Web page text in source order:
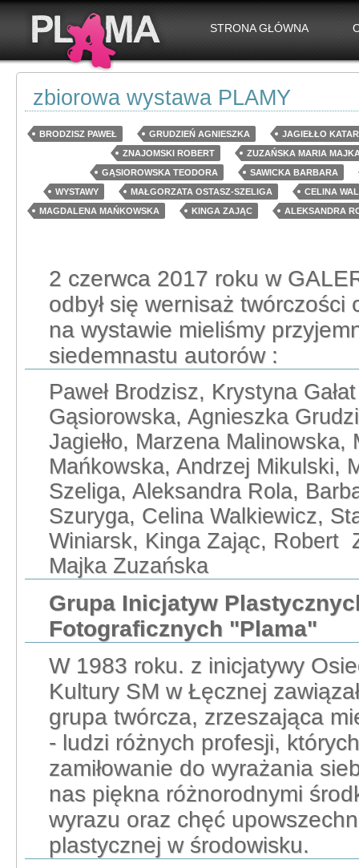
STRONA GŁÓWNA
zbiorowa wystawa PLAMY
BRODZISZ PAWEŁ GRUDZIEŃ AGNIESZKA
JAGIEŁŁO
ZNAJOMSKI ROBERT
ZUZAŃSKA MARIA
GĄSIOROWSKA TEODORA
SAWICKA BARBARA
WYSTAWY
MAŁGORZATA OSTASZ-SZELIGA
CELINA
MAGDALENA MAŃKOWSKA
KINGA ZAJĄC ALEKSANDRA
2 czerwca 2017 roku w
odbył się wernisaż twórczości
na wystawie mieliśmy
siedemnastu autorów :
Paweł Brodzisz, Krystyna
Gąsiorowska, Agnieszka
Jagiełło, Marzena Malinowska,
Mańkowska, Andrzej Mikulski,
Szeliga, Aleksandra Rola,
Szuryga, Celina Walkiewicz,
Winiarsk, Kinga Zając, Robert
Majka Zuzańska
Grupa Inicjatyw
Fotograficznych "Plama"
W 1983 roku. z inicjatywy
Kultury SM w Łęcznej
grupa twórcza, zrzeszająca
- ludzi różnych profesji,
zamiłowanie do wyrażania
nas piękna różnorodnymi
wyrazu oraz chęć
plastycznej w środowisku.